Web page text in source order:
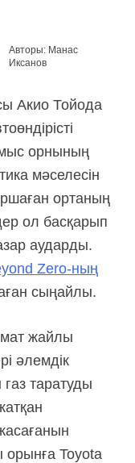
Авторы: Манас
Иксанов
Акио Тойода
орнының
мәселесін
ортаның
ол басқарып
аударды.
Zero-ның
сыңайлы.
жайлы
әлемдік
газ таратуды
орынға Toyota